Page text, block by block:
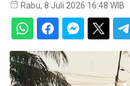
Rabu, 8 Juli 2026 16:48 WIB